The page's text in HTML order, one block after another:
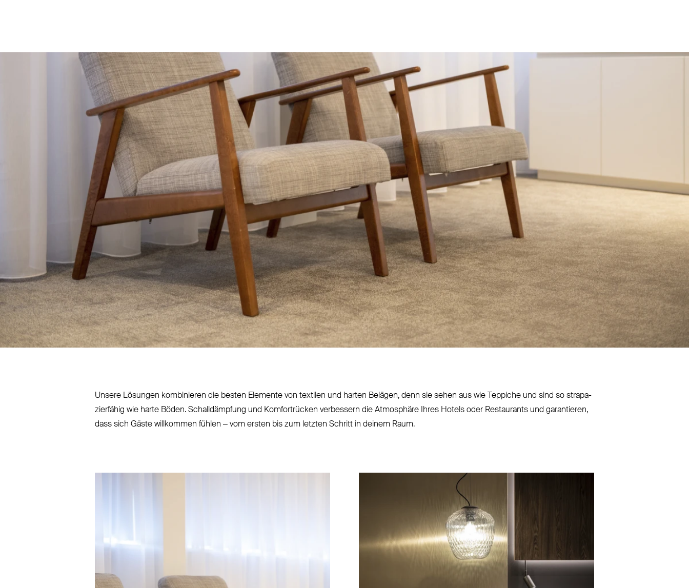
Unsere Lösungen kom­binieren die besten Elemente von textilen und harten Belägen, denn sie sehen aus wie Teppiche und sind so stra­pa­
zierfähig wie harte Böden. Schall­dämpfung und Kom­fortrücken ver­bessern die Atmosphäre Ihres Hotels oder Restaurants und garantieren,
dass sich Gäste willkommen fühlen – vom ersten bis zum letzten Schritt in deinem Raum.